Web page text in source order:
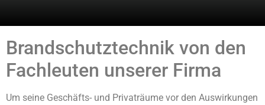
Brandschutztechnik von den
Fachleuten unserer Firma
Um seine Geschäfts- und Privaträume vor den Auswirkungen